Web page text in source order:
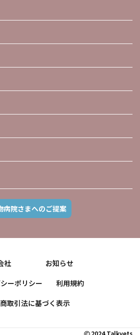
病院さまへのご提案
社
お知らせ
ーポリシー
利用規約
取引法に基づく表示